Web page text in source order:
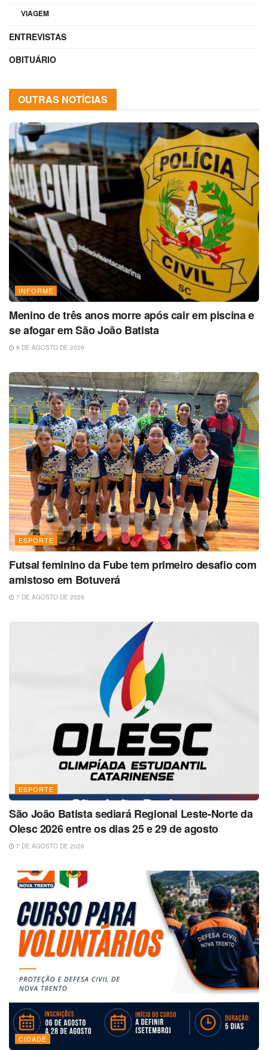
VIAGEM
ENTREVISTAS
OBITUÁRIO
OUTRAS NOTÍCIAS
INFORME
Menino de três anos morre após cair em piscina e
se afogar em São João Batista
8 DE AGOSTO DE 2026
ESPORTE
Futsal feminino da Fube tem primeiro desafio com
amistoso em Botuverá
7 DE AGOSTO DE 2026
ESPORTE
São João Batista sediará Regional Leste-Norte da
Olesc 2026 entre os dias 25 e 29 de agosto
7 DE AGOSTO DE 2026
CIDADE